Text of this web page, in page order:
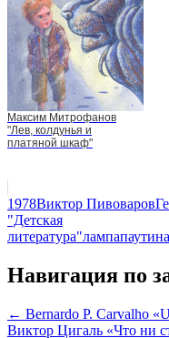
Максим Митрофанов
"Лев, колдунья и
платяной шкаф"
1978Виктор Пивоваров
"Детская
литература"лампапаутина
Навигация по
← Bernardo P. Carvalho
Виктор Цигаль «Что ни